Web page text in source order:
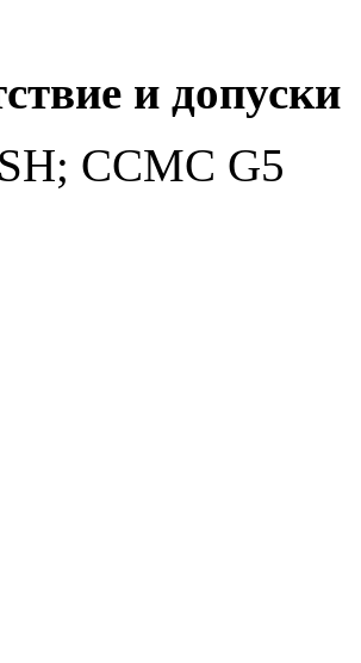
и допуски
CCMC G5